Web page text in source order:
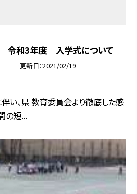
令和3年度 入学式について
更新日 2021/02/19
い、県 教育委員会より徹底した感
の短...